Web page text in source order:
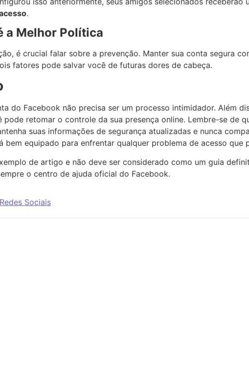
.
a Melhor Política
é crucial falar sobre a prevenção. Manter sua conta segura
fatores pode salvar você de futuras dores de cabeça.
do Facebook não precisa ser um processo intimidador. Além
pode retomar o controle da sua presença online. Lembre-se de
suas informações de segurança atualizadas e nunca
bem equipado para enfrentar qualquer problema de acesso que
de artigo e não deve ser considerado como um guia
o centro de ajuda oficial do Facebook.
Redes Sociais